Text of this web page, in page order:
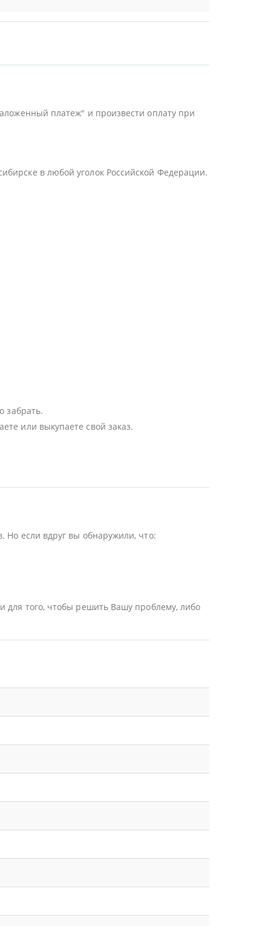
платеж" и произвести оплату при
в любой уголок Российской Федерации.
забрать.
или выкупаете свой заказ.
Но если вдруг вы обнаружили, что:
для того, чтобы решить Вашу проблему, либо